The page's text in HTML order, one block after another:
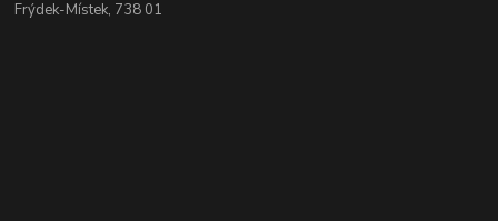
Frýdek-Místek, 738 01